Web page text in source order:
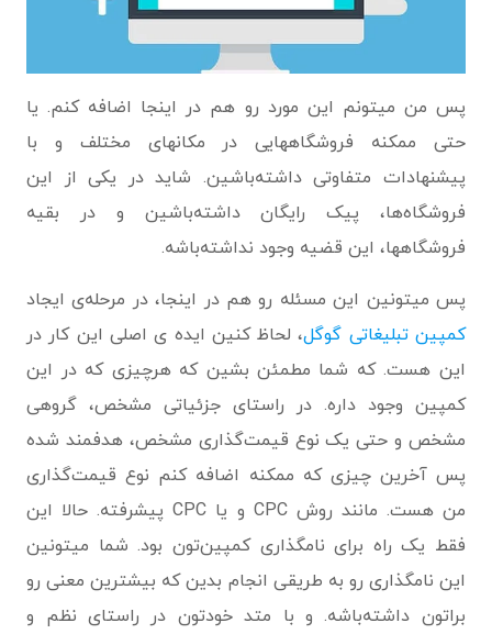
پس من میتونم این مورد رو هم در اینجا اضافه کنم. یا
حتی ممکنه فروشگاههایی در مکانهای مختلف و با
پیشنهادات متفاوتی داشته‌باشین. شاید در یکی از این
فروشگاه‌ها، پیک رایگان داشته‌باشین و در بقیه
فروشگاهها، این قضیه وجود نداشته‌باشه.
پس میتونین این مسئله رو هم در اینجا، در مرحله‌ی ایجاد
کمپین تبلیغاتی گوگل، لحاظ کنین ایده ی اصلی این کار در
این هست. که شما مطمئن بشین که هرچیزی که در این
کمپین وجود داره. در راستای جزئیاتی مشخص، گروهی
مشخص و حتی یک نوع قیمت‌گذاری مشخص، هدفمند شده
پس آخرین چیزی که ممکنه اضافه کنم نوع قیمت‌گذاری
من هست. مانند روش CPC و یا CPC پیشرفته. حالا این
فقط یک راه برای نامگذاری کمپین‌تون بود. شما میتونین
این نامگذاری رو به طریقی انجام بدین که بیشترین معنی رو
براتون داشته‌باشه. و با متد خودتون در راستای نظم و